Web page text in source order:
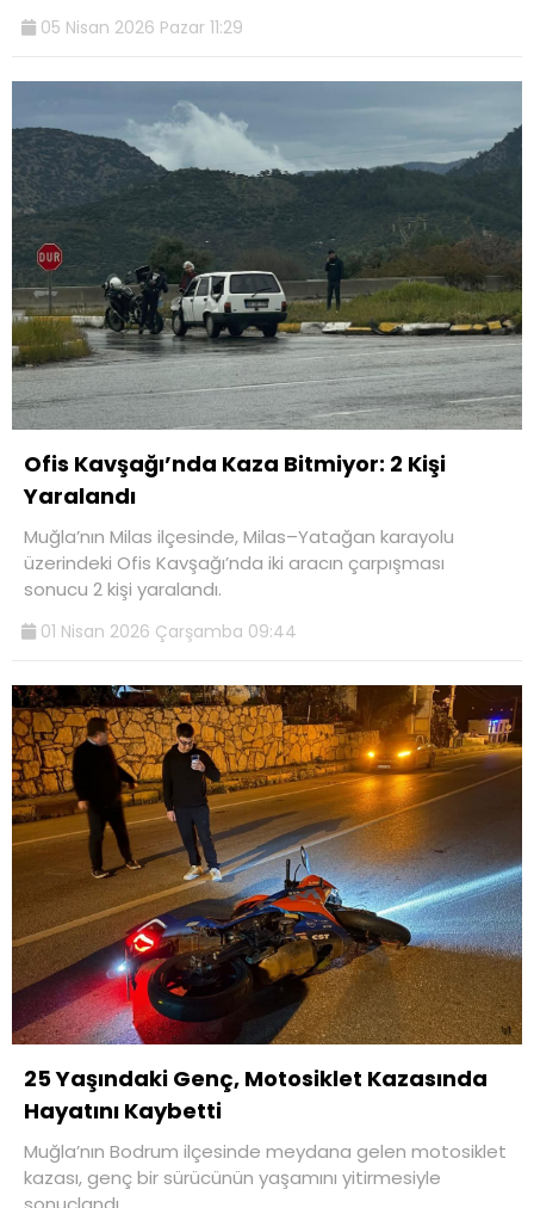
05 Nisan 2026 Pazar 11:29
Ofis Kavşağı’nda Kaza Bitmiyor: 2 Kişi
Yaralandı
Muğla’nın Milas ilçesinde, Milas–Yatağan karayolu
üzerindeki Ofis Kavşağı’nda iki aracın çarpışması
sonucu 2 kişi yaralandı.
01 Nisan 2026 Çarşamba 09:44
25 Yaşındaki Genç, Motosiklet Kazasında
Hayatını Kaybetti
Muğla’nın Bodrum ilçesinde meydana gelen motosiklet
kazası, genç bir sürücünün yaşamını yitirmesiyle